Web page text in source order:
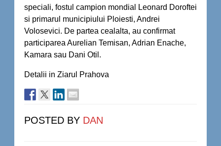
speciali, fostul campion mondial Leonard Doroftei
si primarul municipiului Ploiesti, Andrei
Volosevici. De partea cealalta, au confirmat
participarea Aurelian Temisan, Adrian Enache,
Kamara sau Dani Otil.
Detalii in Ziarul Prahova
POSTED BY DAN